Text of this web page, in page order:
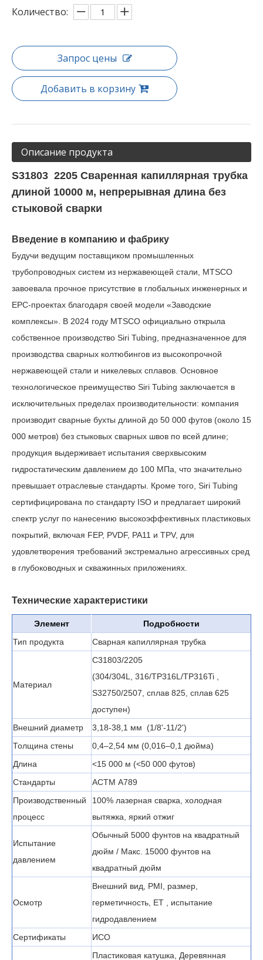
Количество:
Запрос цены
Добавить в корзину
Описание продукта
S31803 2205 Сваренная капиллярная трубка
длиной 10000 м, непрерывная длина без
стыковой сварки
Введение в компанию и фабрику
Будучи ведущим поставщиком промышленных
трубопроводных систем из нержавеющей стали, MTSCO
завоевала прочное присутствие в глобальных инженерных и
EPC-проектах благодаря своей модели «Заводские
комплексы». В 2024 году MTSCO официально открыла
собственное производство Siri Tubing, предназначенное для
производства сварных колтюбингов из высокопрочной
нержавеющей стали и никелевых сплавов. Основное
технологическое преимущество Siri Tubing заключается в
исключительных пределах производительности: компания
производит сварные бухты длиной до 50 000 футов (около 15
000 метров) без стыковых сварных швов по всей длине;
продукция выдерживает испытания сверхвысоким
гидростатическим давлением до 100 МПа, что значительно
превышает отраслевые стандарты. Кроме того, Siri Tubing
сертифицирована по стандарту ISO и предлагает широкий
спектр услуг по нанесению высокоэффективных пластиковых
покрытий, включая FEP, PVDF, PA11 и TPV, для
удовлетворения требований экстремально агрессивных сред
в глубоководных и скважинных приложениях.
Технические характеристики
Элемент
Подробности
Тип продукта
Сварная капиллярная трубка
Материал
С31803/2205
(304/304L, 316/TP316L/TP316Ti
S32750/2507, сплав 825, сплав 625
доступен)
Внешний диаметр
3,18-38,1 мм
(1/8'-11/2')
Толщина стены
0,4–2,54 мм (0,016–0,1 дюйма)
Длина
<15 000 м (<50 000 футов)
Стандарты
АСТМ А789
Производственный
процесс
100% лазерная сварка, холодная
вытяжка, яркий отжиг
Испытание
давлением
Обычный 5000 фунтов на квадратный
дюйм / Макс. 15000 фунтов на
квадратный дюйм
Осмотр
Внешний вид, PMI, размер,
герметичность, ET
, испытание
гидродавлением
Сертификаты
ИСО
Пластиковая катушка, Деревянная